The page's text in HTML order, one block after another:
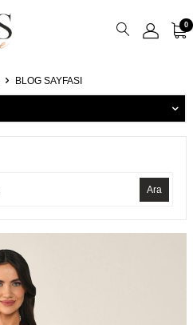
0
BLOG SAYFASI
Ara